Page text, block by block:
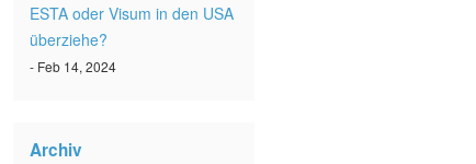
ESTA oder Visum in den USA
überziehe?
- Feb 14, 2024
Archiv